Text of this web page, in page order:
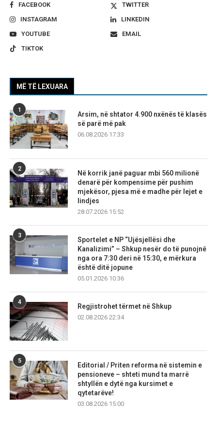
FACEBOOK
TWITTER
INSTAGRAM
LINKEDIN
YOUTUBE
EMAIL
TIKTOK
MË TË LEXUARA
1
Arsim, në shtator 4.900 nxënës të klasës
së parë më pak
06.08.2026 17:33
2
Në korrik janë paguar mbi 560 milionë
denarë për kompensime për pushim
mjekësor, pjesa më e madhe për lejet e
lindjes
28.07.2026 15:52
3
Sportelet e NP “Ujësjellësi dhe
Kanalizimi” – Shkup nesër do të punojnë
nga ora 7:30 deri në 15:30, e mërkura
është ditë jopune
05.01.2026 10:36
4
Regjistrohet tërmet në Shkup
02.08.2026 22:34
5
Editorial / Priten reforma në sistemin e
pensioneve – shteti mund ta marrë
shtyllën e dytë nga kursimet e
qytetarëve!
03.08.2026 15:00